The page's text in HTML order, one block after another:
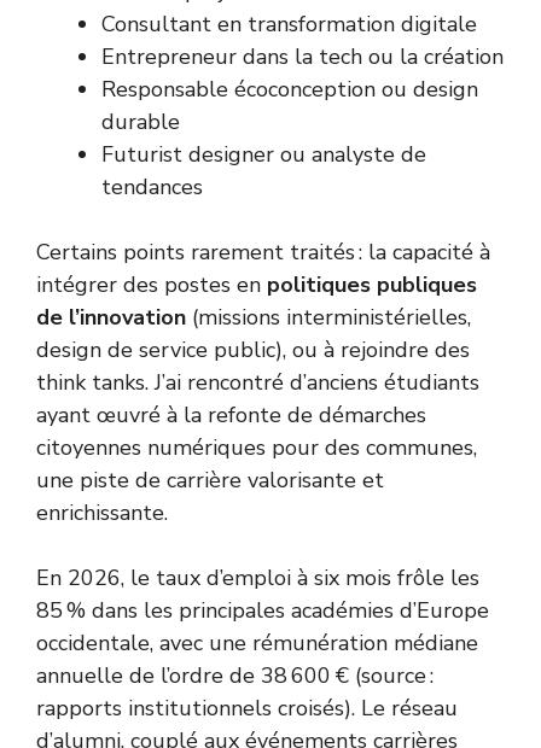
Consultant en transformation digitale
Entrepreneur dans la tech ou la création
Responsable écoconception ou design
durable
Futurist designer ou analyste de
tendances
Certains points rarement traités : la capacité à
intégrer des postes en politiques publiques
de l’innovation (missions interministérielles,
design de service public), ou à rejoindre des
think tanks. J’ai rencontré d’anciens étudiants
ayant œuvré à la refonte de démarches
citoyennes numériques pour des communes,
une piste de carrière valorisante et
enrichissante.
En 2026, le taux d’emploi à six mois frôle les
85 % dans les principales académies d’Europe
occidentale, avec une rémunération médiane
annuelle de l’ordre de 38 600 € (source :
rapports institutionnels croisés). Le réseau
d’alumni, couplé aux événements carrières